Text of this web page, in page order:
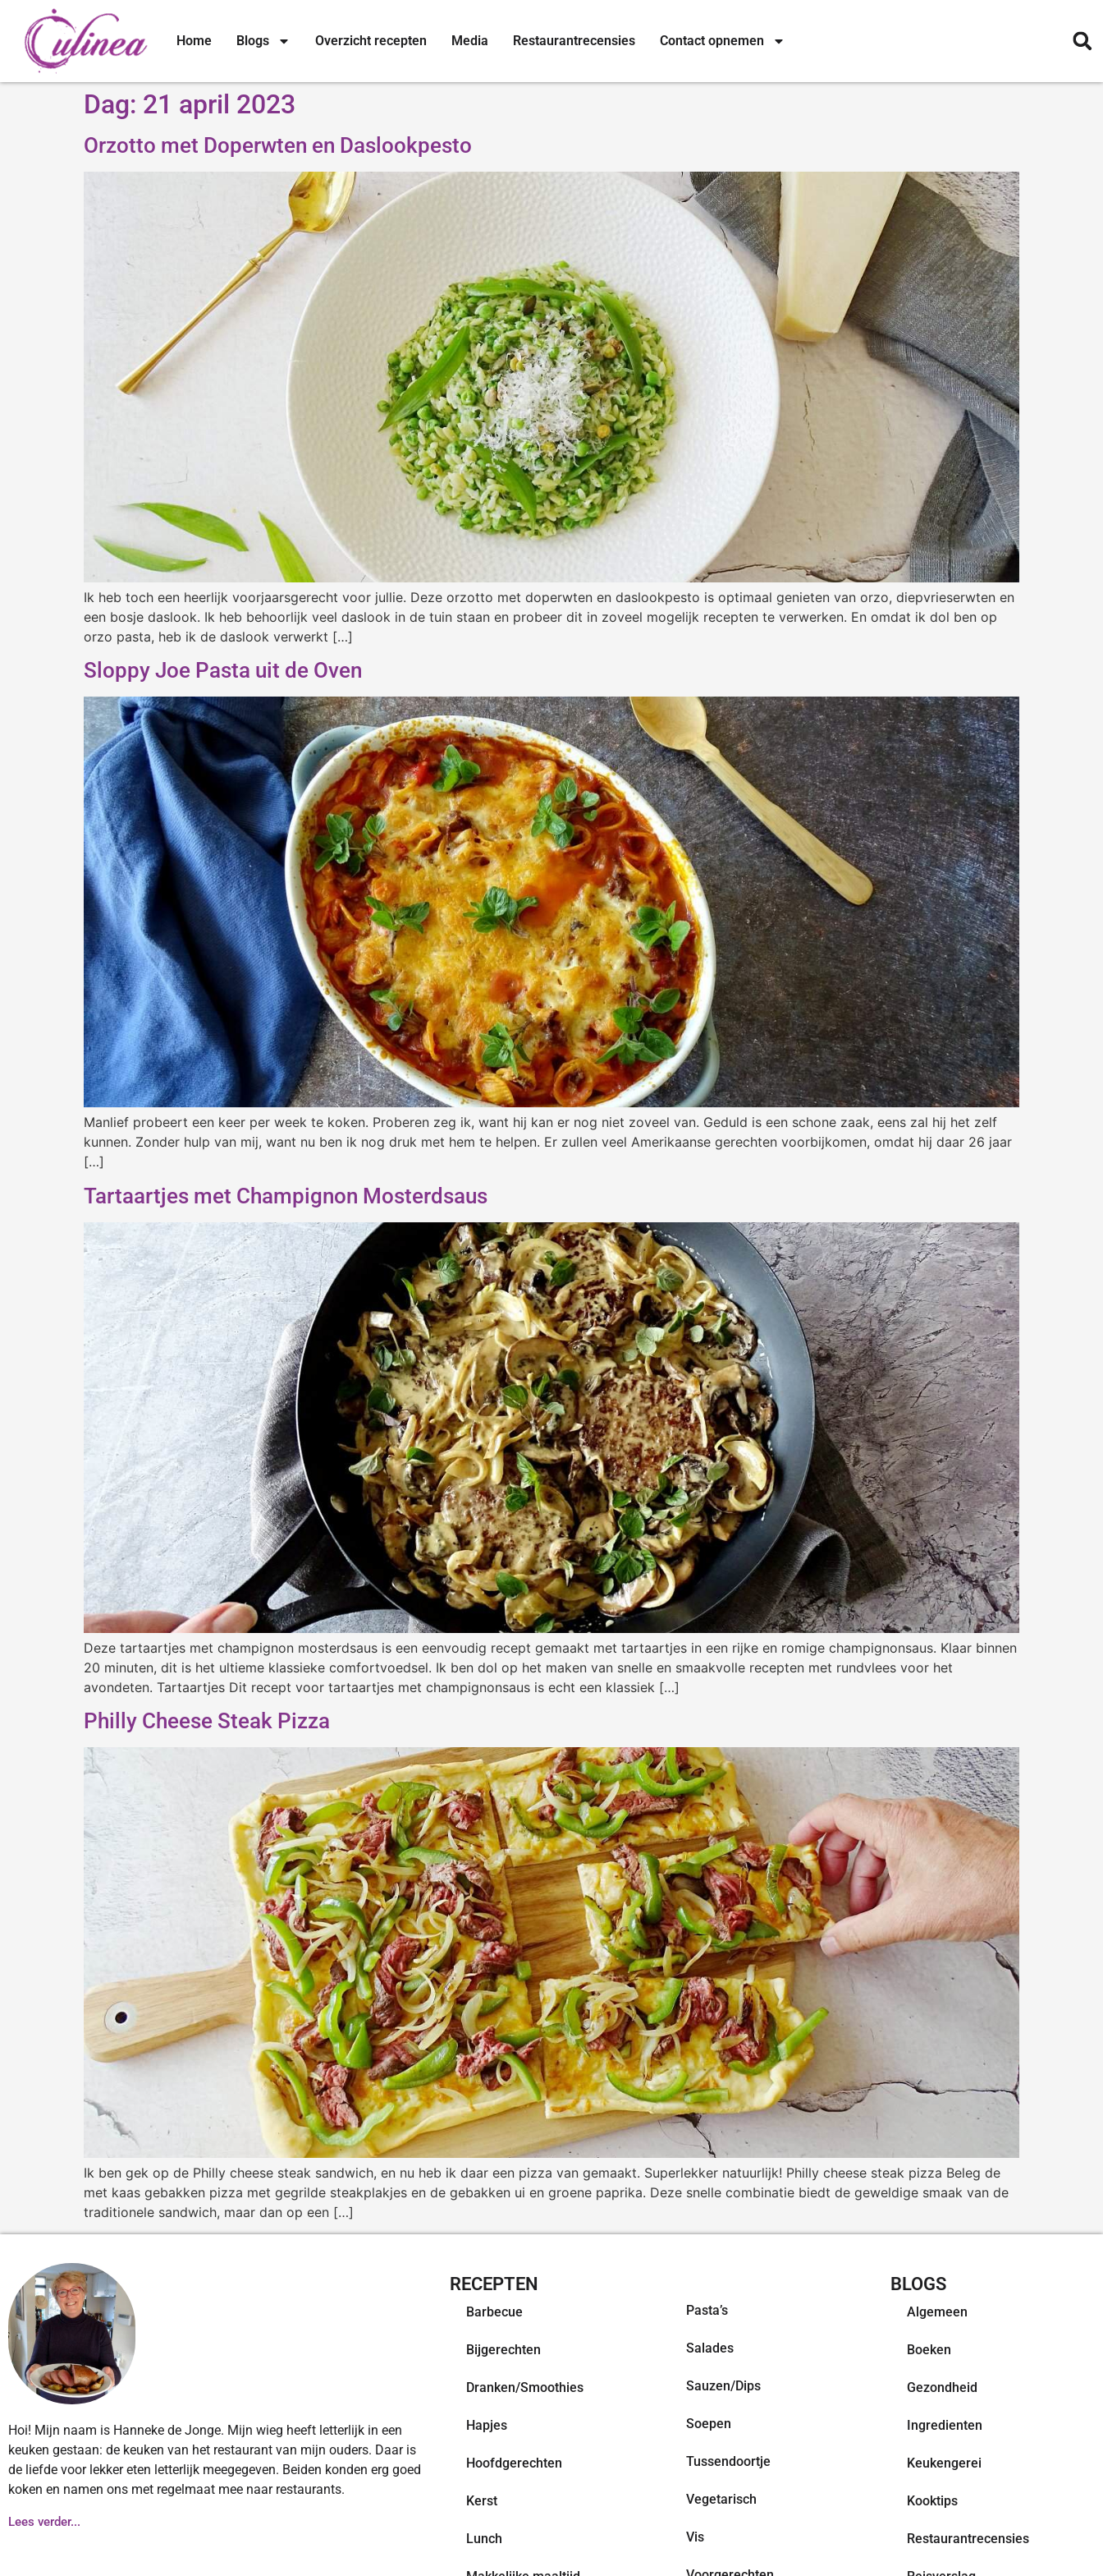
Home Blogs Overzicht recepten Media Restaurantrecensies Contact opnemen
Dag: 21 april 2023
Orzotto met Doperwten en Daslookpesto
Ik heb toch een heerlijk voorjaarsgerecht voor jullie. Deze orzotto met doperwten en daslookpesto is optimaal genieten van orzo, diepvrieserwten en
een bosje daslook. Ik heb behoorlijk veel daslook in de tuin staan en probeer dit in zoveel mogelijk recepten te verwerken. En omdat ik dol ben op
orzo pasta, heb ik de daslook verwerkt […]
Sloppy Joe Pasta uit de Oven
Manlief probeert een keer per week te koken. Proberen zeg ik, want hij kan er nog niet zoveel van. Geduld is een schone zaak, eens zal hij het zelf
kunnen. Zonder hulp van mij, want nu ben ik nog druk met hem te helpen. Er zullen veel Amerikaanse gerechten voorbijkomen, omdat hij daar 26 jaar
[…]
Tartaartjes met Champignon Mosterdsaus
Deze tartaartjes met champignon mosterdsaus is een eenvoudig recept gemaakt met tartaartjes in een rijke en romige champignonsaus. Klaar binnen
20 minuten, dit is het ultieme klassieke comfortvoedsel. Ik ben dol op het maken van snelle en smaakvolle recepten met rundvlees voor het
avondeten. Tartaartjes Dit recept voor tartaartjes met champignonsaus is echt een klassiek […]
Philly Cheese Steak Pizza
Ik ben gek op de Philly cheese steak sandwich, en nu heb ik daar een pizza van gemaakt. Superlekker natuurlijk! Philly cheese steak pizza Beleg de
met kaas gebakken pizza met gegrilde steakplakjes en de gebakken ui en groene paprika. Deze snelle combinatie biedt de geweldige smaak van de
traditionele sandwich, maar dan op een […]
Hoi! Mijn naam is Hanneke de Jonge. Mijn wieg heeft letterlijk in een
keuken gestaan: de keuken van het restaurant van mijn ouders. Daar is
de liefde voor lekker eten letterlijk meegegeven. Beiden konden erg goed
koken en namen ons met regelmaat mee naar restaurants.
Lees verder...
RECEPTEN
Barbecue
Bijgerechten
Dranken/Smoothies
Hapjes
Hoofdgerechten
Kerst
Lunch
Pasta’s
Salades
Sauzen/Dips
Soepen
Tussendoortje
Vegetarisch
Vis
BLOGS
Algemeen
Boeken
Gezondheid
Ingredienten
Keukengerei
Kooktips
Restaurantrecensies